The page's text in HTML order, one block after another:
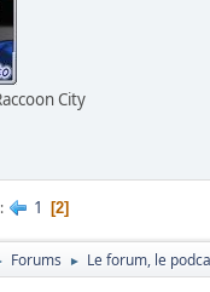
City
1 2
Forums ► Le forum, le